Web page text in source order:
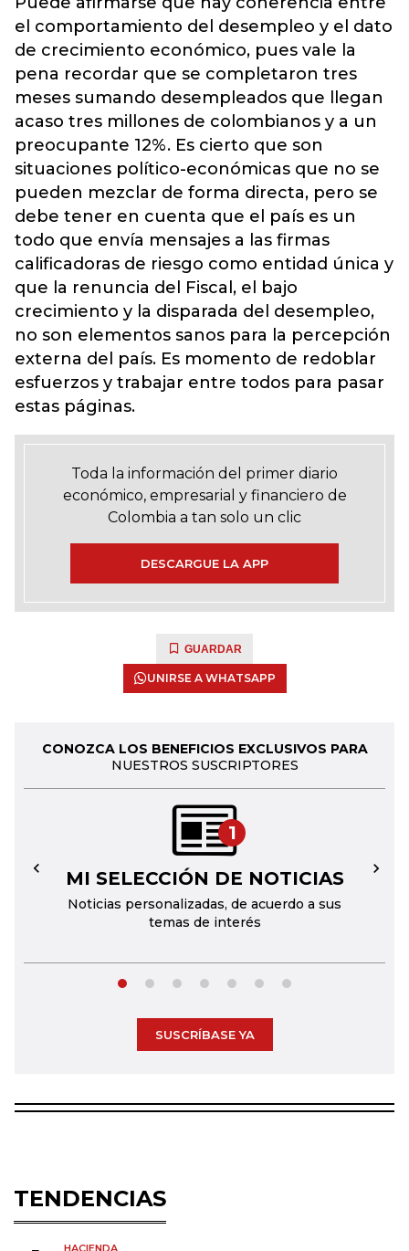
el comportamiento del desempleo y el dato
de crecimiento económico, pues vale la
pena recordar que se completaron tres
meses sumando desempleados que llegan
acaso tres millones de colombianos y a un
preocupante 12%. Es cierto que son
situaciones político-económicas que no se
pueden mezclar de forma directa, pero se
debe tener en cuenta que el país es un
todo que envía mensajes a las firmas
calificadoras de riesgo como entidad única y
que la renuncia del Fiscal, el bajo
crecimiento y la disparada del desempleo,
no son elementos sanos para la percepción
externa del país. Es momento de redoblar
esfuerzos y trabajar entre todos para pasar
estas páginas.
Toda la información del primer diario
económico, empresarial y financiero de
Colombia a tan solo un clic
DESCARGUE LA APP
GUARDAR
UNIRSE A WHATSAPP
CONOZCA LOS BENEFICIOS EXCLUSIVOS PARA
NUESTROS SUSCRIPTORES
1
MI SELECCIÓN DE NOTICIAS
Noticias personalizadas, de acuerdo a sus
temas de interés
← →
SUSCRÍBASE YA
TENDENCIAS
HACIENDA